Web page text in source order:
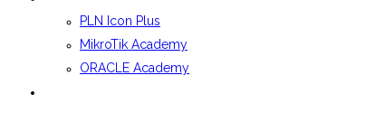
PLN Icon Plus
MikroTik Academy
ORACLE Academy